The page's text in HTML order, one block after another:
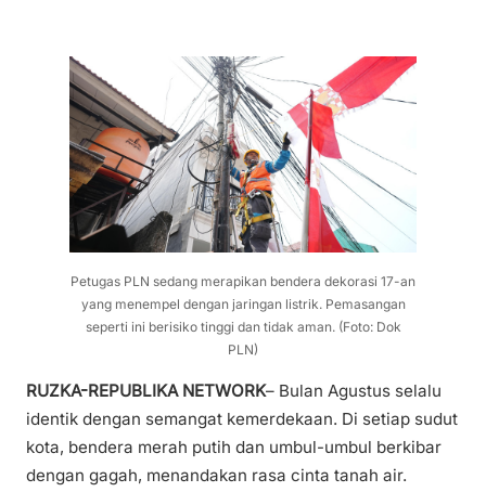
Petugas PLN sedang merapikan bendera dekorasi 17-an
yang menempel dengan jaringan listrik. Pemasangan
seperti ini berisiko tinggi dan tidak aman. (Foto: Dok
PLN)
RUZKA-REPUBLIKA NETWORK– Bulan Agustus selalu
identik dengan semangat kemerdekaan. Di setiap sudut
kota, bendera merah putih dan umbul-umbul berkibar
dengan gagah, menandakan rasa cinta tanah air.